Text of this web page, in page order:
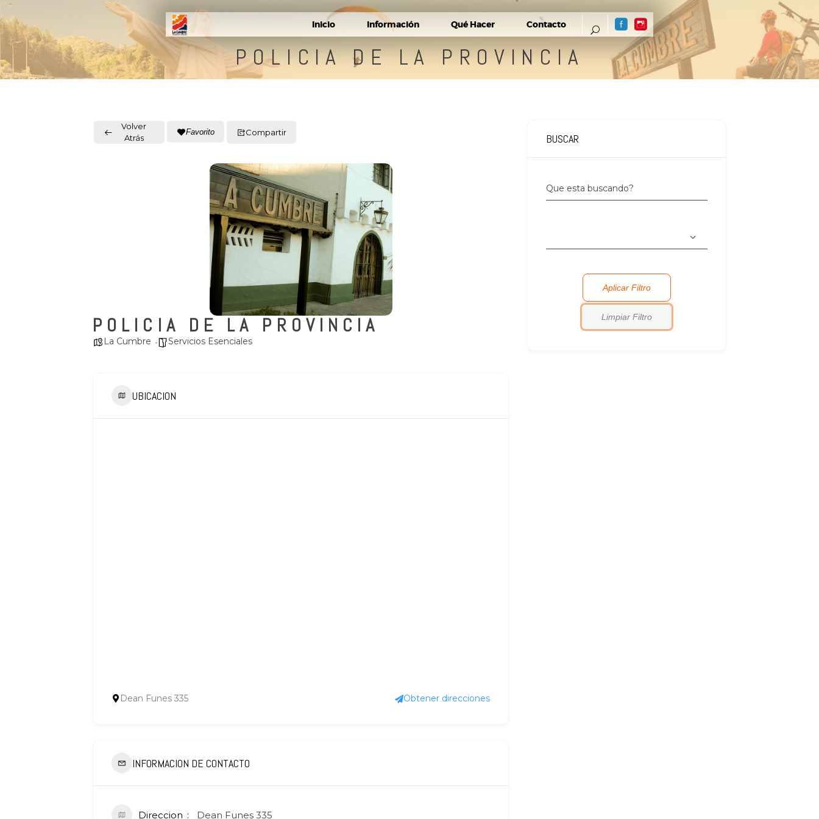
Inicio Información Qué Hacer Contacto
POLICIA DE LA PROVINCIA
Volver
Atrás
Favorito Compartir
POLICIA DE LA PROVINCIA
La Cumbre Servicios Esenciales
UBICACION
Dean Funes 335 Obtener direcciones
INFORMACION DE CONTACTO
Direccion Dean Funes 335
BUSCAR
Que esta buscando?
Aplicar Filtro
Limpiar Filtro